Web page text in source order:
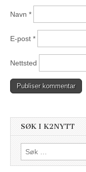
Navn *
E-post *
Nettsted
SØK I K2NYTT
Søk
etter: